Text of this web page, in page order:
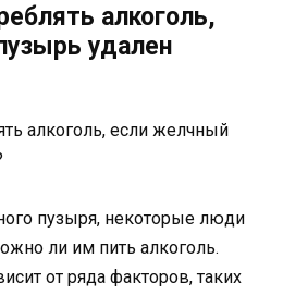
алкоголь,
удален
пузыря, некоторые люди
ли им пить алкоголь.
от ряда факторов, таких